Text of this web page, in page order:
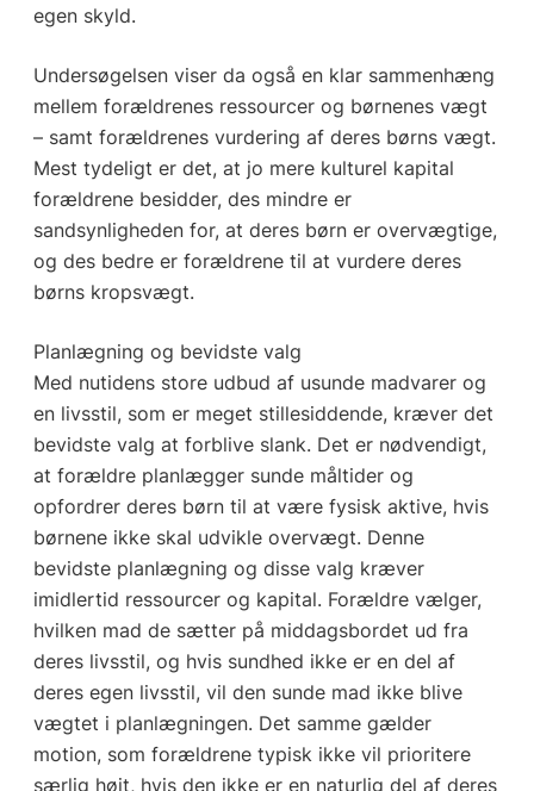
egen skyld.
Undersøgelsen viser da også en klar sammenhæng
mellem forældrenes ressourcer og børnenes vægt
– samt forældrenes vurdering af deres børns vægt.
Mest tydeligt er det, at jo mere kulturel kapital
forældrene besidder, des mindre er
sandsynligheden for, at deres børn er overvægtige,
og des bedre er forældrene til at vurdere deres
børns kropsvægt.
Planlægning og bevidste valg
Med nutidens store udbud af usunde madvarer og
en livsstil, som er meget stillesiddende, kræver det
bevidste valg at forblive slank. Det er nødvendigt,
at forældre planlægger sunde måltider og
opfordrer deres børn til at være fysisk aktive, hvis
børnene ikke skal udvikle overvægt. Denne
bevidste planlægning og disse valg kræver
imidlertid ressourcer og kapital. Forældre vælger,
hvilken mad de sætter på middagsbordet ud fra
deres livsstil, og hvis sundhed ikke er en del af
deres egen livsstil, vil den sunde mad ikke blive
vægtet i planlægningen. Det samme gælder
motion, som forældrene typisk ikke vil prioritere
særlig højt, hvis den ikke er en naturlig del af deres